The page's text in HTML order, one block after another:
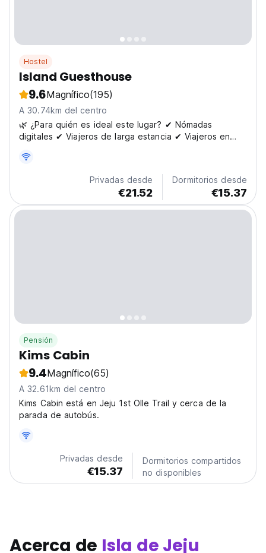
Hostel
Island Guesthouse
9.6Magnífico(195)
A 30.74km del centro
🌿 ¿Para quién es ideal este lugar? ✔ Nómadas
digitales ✔ Viajeros de larga estancia ✔ Viajeros en
de los animales ✔ Cualquier persona que necesite
descanso mental ✘ No es adecuado para viajeros que
Privadas desde
€21.52
Dormitorios desde
€15.37
Pensión
Kims Cabin
9.4Magnífico(65)
A 32.61km del centro
Kims Cabin está en Jeju 1st Olle Trail y cerca de la
parada de autobús.
Privadas desde
€15.37
Dormitorios compartidos
no disponibles
Acerca de Isla de Jeju